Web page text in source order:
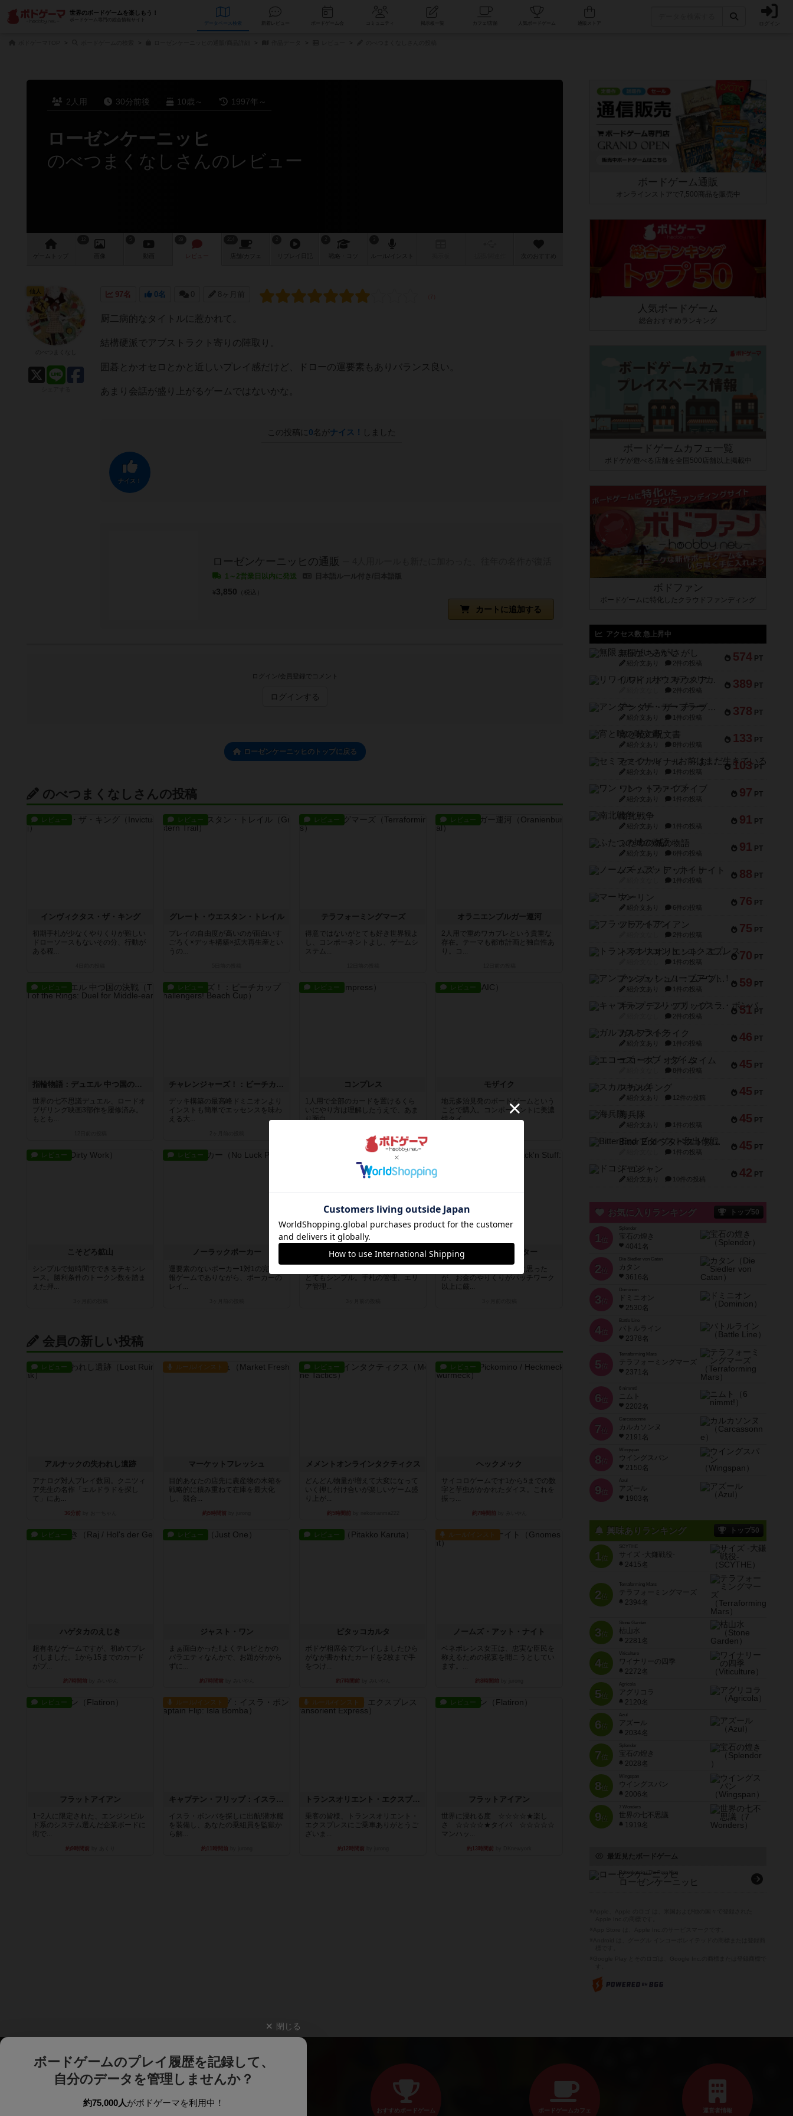
世界のボードゲームを楽しもう！
ボードゲーム専門の総合情報サイト
データベース コミュニティ 人気ボードゲーム ログイン
2人用 30分前後 10歳～ 1997年～
ローゼンケーニッヒ
のべつまくなしさんのレビュー
ゲーム 画像 レビュー 店舗/ カフェ 戦略 次のおすすめ
97名 0名 0 8ヶ月前
厨二病的なタイトルに惹かれて。
結構硬派でアブストラクト寄りの陣取り。
囲碁とかオセロとかと近しいプレイ感だけど、ドローの運要素もありバランス良い。
あまり会話が盛り上がるゲームではないかな。
この投稿に 0名がナイス！ しました
ナイス！
ローゼンケーニッヒの通販
1～2営業日以内に発送
カートに追加する
¥3,850 （税込）
仙人
ログイン/会員登録でコメント
ログインする
ローゼンケーニッヒのトップに戻る
のべつまくなしさんの投稿
レビュー
インヴィクタス・ザ・キング
初期手札が少なくやりくりが難しい
ドローソースもないその分、行動が
ある程...
レビュー
グレート・ウエスタン・トレイル
プレイの自由度が高いのが面白いす
ごろく×デッキ構築×拡大再生産とい
うの...
レビュー
テラフォーミングマーズ
得意ではないがとても好き世界観よ
し、コンポーネントよし、ゲームシ
ステム...
レビュー
オラニエンブルガー運河
2人用で重めワカプレという貴重な
存在。テーマも都市計画と独自性あ
り。コ...
レビュー
指輪物語：デュエル 中つ国の決戦
世界の七不思議デュエル、ロードオ
ブザリング映画3部作を履修済み。
もとも...
レビュー
チャレンジャーズ！：ビーチカップ
デッキ構築の最高峰ドミニオンより
インストも簡単でエッセンスを味わ
える大...
レビュー
コンプレス
1人用で全部のカードを置けるくら
いにやり方は理解したうえで、あま
り面白...
レビュー
モザイク
地元多治見発のボードゲームという
ことで購入。コンポーネントに美濃
焼タイ...
レビュー
こそどろ鉱山
シンプルで短時間でできるチキンレ
ース。勝利条件のトークン数を踏ま
えた押...
レビュー
ノーラックポーカー
運要素のないポーカー1対1の完全情
報ゲームでありながら、ポーカーの
レイ...
コニック
とてもシンプル。手札の管理、エリ
ア管理...
ツメコミ引越センター
パッチワークの短縮版。と思った
が、お金のやりくりがパッチワーク
以上に厳...
会員の新しい投稿
レビュー
アルナックの失われし遺跡
アナログ対人プレイ数回。クニツィ
ア先生の名作「エルドラドを探し
て」にあ...
36分前
ルール/インスト
マーケットフレッシュ
目的あなたの店先に農産物の木箱を
戦略的に積み重ねて在庫を最大化
し、競合...
約5時間前
レビュー
メメントオンラインタクティクス
どんどん物量が増えて大変になって
いく押し付け合いが楽しいゲーム盛
り上が...
約5時間前
レビュー
ヘックメック
サイコロゲームです1から5までの数
字と芋虫がかかれたダイス。これを
振っ...
約7時間前
レビュー
ハゲタカのえじき
超有名なゲームですが、初めてプレ
イしました。1から15までのカード
がプ...
約7時間前
レビュー
ジャスト・ワン
まぁ面白かった‼️よくテレビとかの
バラエティなんかで、お題がわから
ずに...
約7時間前
レビュー
ピタッコカルタ
ボドゲ相席会でプレイしましたひら
がなが書かれたカードを2枚まで手
をつけ...
約7時間前
ルール/インスト
ノームズ・アット・ナイト
ベネボレンス女王は、忠実な臣民を
称えるための祝宴を開こうとしてい
ます。...
約8時間前
レビュー
フラットアイアン
1~2人に限定された、エンジンビル
ド系のシステム選んだ企業ボードに
街で...
約9時間前
ルール/インスト
キャプテン・フリップ：イスラ・ボンバ
イスラ・ボンバを探しに出航!潜水艦
を装備し、あなたの乗組員を監獄か
ら解...
約11時間前
ルール/インスト
トランスオリエント・エクスプレス
乗客の皆様、トランスオリエント・
エクスプレスにご乗車ありがとうご
ざいま...
約12時間前
レビュー
フラットアイアン
世界に浸れる度 ☆☆☆☆★楽し
さ ☆☆☆☆★タイパ ☆☆☆☆☆
マンハッ...
約13時間前
ボードゲーム通販
オンラインストアで7,500商品を販売中
人気ボードゲーム
総合おすすめランキング
ボードゲームカフェ一覧
ボドゲが遊べる店舗を全国500店舗以上掲載中
ボドファン
ボードゲームに特化したクラウドファンディング
アクセス数 急上昇中
574 PT
無限まちがいさがし
紹介文あり 2件の投稿
389 PT
リワイルド：サウスアメリカ
2件の投稿
378 PT
アンダー・ザ・テーブラー
紹介文あり 1件の投稿
133 PT
宵と暁の呪文書
紹介文あり 8件の投稿
103 PT
セミファイナル ～お前はまだ生きている～
紹介文あり 1件の投稿
97 PT
ワン・トゥ・ファイブ
紹介文あり 1件の投稿
91 PT
南北戦争
紹介文あり 1件の投稿
91 PT
ふたつの城の物語
紹介文あり 6件の投稿
88 PT
ノームズ・アット・ナイト
1件の投稿
76 PT
マーリン
紹介文あり 6件の投稿
75 PT
フラットアイアン
2件の投稿
70 PT
トランスオリエント・エクスプレス
1件の投稿
59 PT
アンブッシュ！：ムーブアウト！
紹介文あり 1件の投稿
51 PT
キャプテン・フリップ：イスラ・ボンバ
2件の投稿
46 PT
ガルフストライク
紹介文あり 1件の投稿
45 PT
エコーズ・オブ・タイム
8件の投稿
45 PT
スカルキング
紹介文あり 12件の投稿
45 PT
海兵隊
紹介文あり 1件の投稿
45 PT
Bitter End ブタペスト救出作戦
1件の投稿
42 PT
ドコジャン
紹介文あり 10件の投稿
お気に入りランキング トップ50
1 位
宝石の煌き
4041名
2 位
Die Siedler von Catan
カタン
3616名
3 位
ドミニオン
2530名
4位
Battle Line
バトルライン
2378名
5 位
Terraforming Mars
テラフォーミングマーズ
2371名
6 位
ニムト
2202名
7 位
Carcassonne
カルカソンヌ
2191名
8 位
Wingspan
ウイングスパン
2150名
9 位
Azul
アズール
1903名
興味ありランキング トップ50
1位
SCYTHE
サイズ -大鎌戦役-
2415名
2位
Terraforming Mars
テラフォーミングマーズ
2394名
3位
Stone Garden
枯山水
2281名
4位
Viticulture
ワイナリーの四季
2272名
5位
Agricola
アグリコラ
2120名
6位
Azul
アズール
2034名
7位
宝石の煌き
2028名
8位
Wingspan
ウイングスパン
2006名
9位
7 Wonders
世界の七不思議
1919名
最近見たボードゲーム
Rosenkoenig / The Rose King
ローゼンケーニッヒ
閉じる
ボードゲームのプレイ履歴を記録して、
自分のデータを管理しませんか？
約75,000人がボドゲーマを利用中！
おすすめボードゲーム ボードゲームカフェ 運営者情報